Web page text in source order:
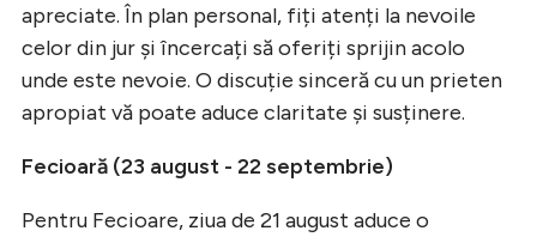
apreciate. În plan personal, fiți atenți la nevoile
celor din jur și încercați să oferiți sprijin acolo
unde este nevoie. O discuție sinceră cu un prieten
apropiat vă poate aduce claritate și susținere.
Fecioară (23 august - 22 septembrie)
Pentru Fecioare, ziua de 21 august aduce o